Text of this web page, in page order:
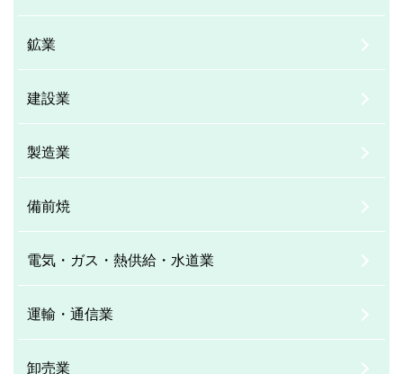
鉱業
建設業
製造業
備前焼
電気・ガス・熱供給・水道業
運輸・通信業
卸売業